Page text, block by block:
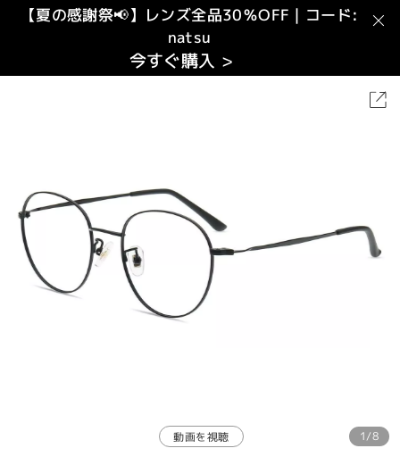
【夏の感謝祭📢】レンズ全品30％OFF｜コード:
natsu
今すぐ購入 >
動画を視聴 1/8